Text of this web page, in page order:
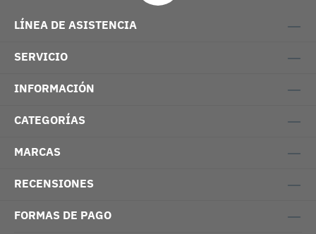
LÍNEA DE ASISTENCIA
SERVICIO
INFORMACIÓN
CATEGORÍAS
MARCAS
RECENSIONES
FORMAS DE PAGO